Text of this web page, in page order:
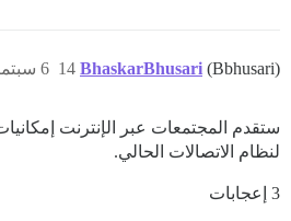
BhaskarBhusari (Bbhusari) 6 سبتمبر 2024، 7:23ص 14
ستقدم المجتمعات عبر الإنترنت
لنظام الاتصالات الحالي.
3 إعجابات